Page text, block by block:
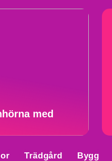
med
Trädgård Bygg